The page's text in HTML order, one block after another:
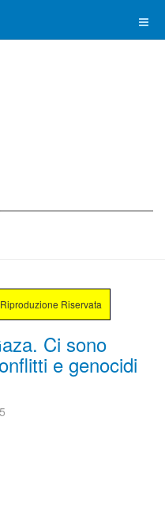
Riservata
Ci sono
e genocidi